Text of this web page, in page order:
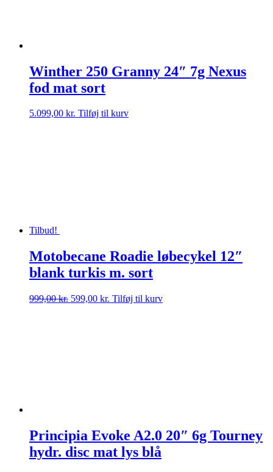
Winther 250 Granny 24″ 7g Nexus
fod mat sort
5.099,00 kr. Tilføj til kurv
Tilbud!
Motobecane Roadie løbecykel 12″
blank turkis m. sort
999,00kr. Den
599,00 kr. Den
Tilføj til kurv
Principia Evoke A2.0 20″ 6g Tourney
hydr. disc mat lys blå